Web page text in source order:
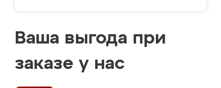
Ваша выгода при
заказе у нас